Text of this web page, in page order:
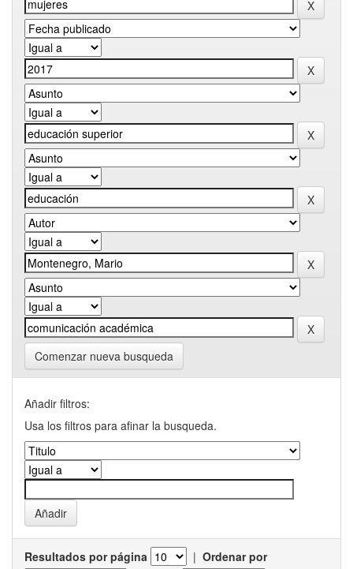
Comenzar nueva busqueda
Añadir filtros:
Usa los filtros para afinar la busqueda.
Resultados por página | Ordenar por